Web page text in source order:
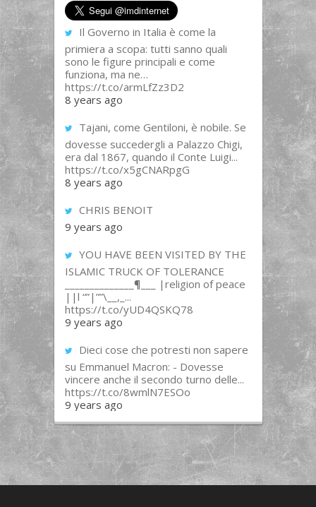
Il Governo in Italia è come la
primiera a scopa: tutti sanno quali
sono le figure principali e come
funziona, ma ne…
https://t.co/armLfZz3D2
8 years ago
Tajani, come Gentiloni, è nobile. Se
dovesse succedergli a Palazzo Chigi,
era dal 1867, quando il Conte Luigi...
https://t.co/x5gCNARpgG
8 years ago
CHRIS BENOIT
9 years ago
YOU HAVE BEEN VISITED BY THE
ISLAMIC TRUCK OF TOLERANCE
______________¶___ |religion of peace
||l “”|””\__,_...
https://t.co/yUD4QSKQ78
9 years ago
Dieci cose che potresti non sapere
su Emmanuel Macron: - Dovesse
vincere anche il secondo turno delle...
https://t.co/8wmlN7ESOo
9 years ago